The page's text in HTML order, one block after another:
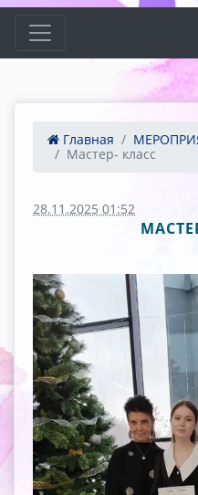
Главная
Мастер- класс
28.11.2025 01:52